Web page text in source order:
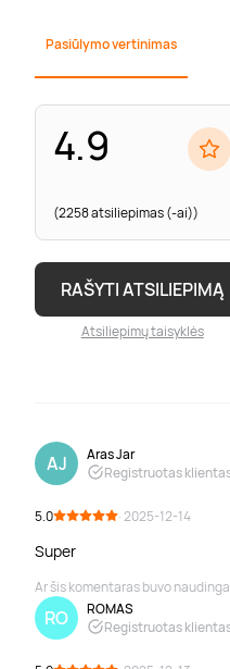
Pasiūlymo vertinimas
4.9
(2258 atsiliepimas (-ai))
RAŠYTI ATSILIEPIMĄ
Atsiliepimų taisyklės
AJ
Aras Jar
Registruotas
5.0 · 2025-12-14
Super
Ar šis komentaras buvo
RO
ROMAS
Registruotas